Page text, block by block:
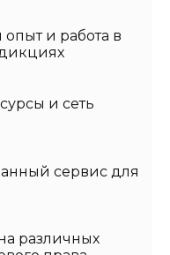
и работа в
и сеть
сервис для
различных